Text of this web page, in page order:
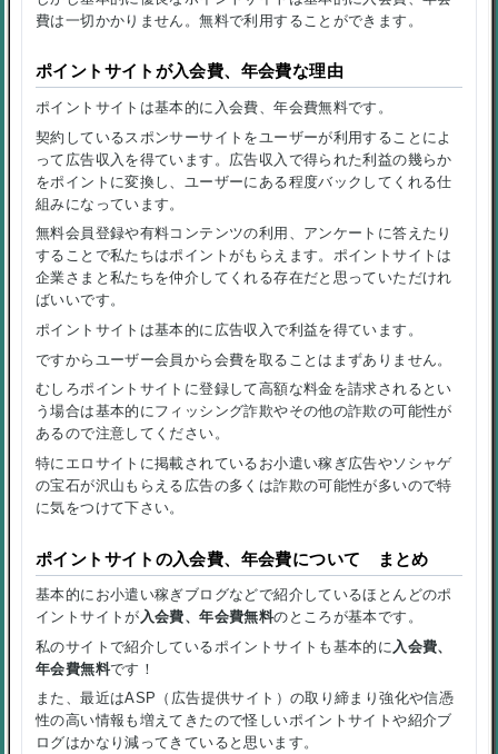
費は一切かかりません 。無料で利用することができます。
ポイントサイトが入会費、年会費な理由
ポイントサイトは基本的に入会費、年会費無料です。
契約しているスポンサーサイトをユーザーが利用することによ
って広告収入を得ています。広告収入で得られた利益の幾らか
をポイントに変換し、ユーザーにある程度バックしてくれる仕
組みになっています。
無料会員登録や有料コンテンツの利用、アンケートに答えたり
することで私たちはポイントがもらえます。ポイントサイトは
企業さまと私たちを仲介してくれる存在だと思っていただけれ
ばいいです。
ポイントサイトは基本的に広告収入で利益を得ています。
ですからユーザー会員から会費を取ることはまずありません。
むしろポイントサイトに登録して高額な料金を請求されるとい
う場合は基本的にフィッシング詐欺やその他の詐欺の可能性が
あるので注意してください。
特にエロサイトに掲載されているお小遣い稼ぎ広告やソシャゲ
の宝石が沢山もらえる広告の多くは詐欺の可能性が多いので特
に気をつけて下さい。
ポイントサイトの入会費、年会費について まとめ
基本的にお小遣い稼ぎブログなどで紹介しているほとんどのポ
イントサイトが入会費、年会費無料のところが基本です。
私のサイトで紹介しているポイントサイトも基本的に 入会費、
年会費無料です！
また、最近はASP（広告提供サイト）の取り締まり強化や信憑
性の高い情報も増えてきたので怪しいポイントサイトや紹介ブ
ログはかなり減ってきていると思います。